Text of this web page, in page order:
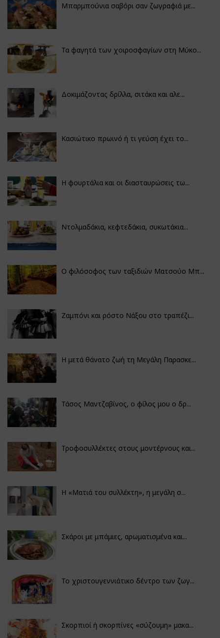
Μπαρμπούνια σαβόρι σαν ζωγραφιά με...
Τα φαγητά των χοιροσφαγίων στη Μύκο...
Δοκιμάζοντας δρίλλα, σιτάκα και αλε...
Κασιώτικο πρωινό ή τι γεύση έχει το...
Η φουρτάλια και οι διασταυρώσεις τω...
Ντολμαδάκια, κεφτεδάκια, συκωτάκια...
Ο φιλόσοφος των ταξιδιών Ματσούο Μπ...
Ζαμπόνι και ρόστο Νάξου στο τραπέζι...
Η μετά θάνατο ζωή τη Μεγάλη Παρασκε...
Τάσος Μαντζαβίνος, ο φίλος μου ο δρ...
Τροφοσυλλέκτες στους μοντέρνους και...
H «Ματιά του συλλέκτη», η μεγάλη σ...
Σκάροι με μπάμιες, αρωματισμένα και...
Το χριστουγεννιάτικο δέντρο των ζωγ...
Σκορπιοί ή σκορπίνες «σύζουμη» μακα...